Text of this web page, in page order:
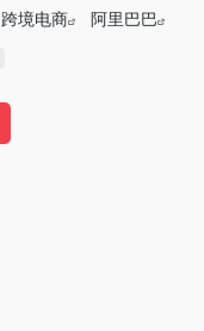
跨境电商 阿里巴巴